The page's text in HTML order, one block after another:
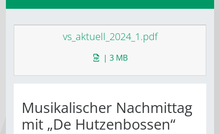
vs_aktuell_2024_1.pdf
| 3 MB
Musikalischer Nachmittag
mit „De Hutzenbossen“